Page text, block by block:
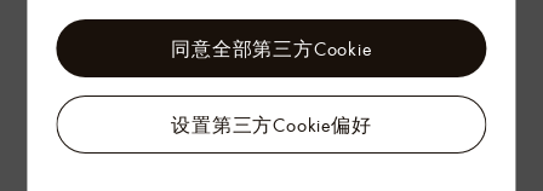
设置第三方Cookie偏好
同意全部第三方Cookie